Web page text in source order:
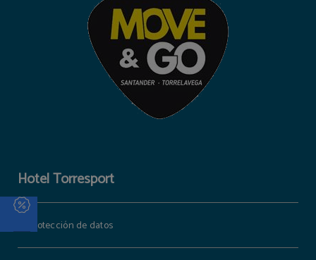
Hotel Torresport
Protección de datos